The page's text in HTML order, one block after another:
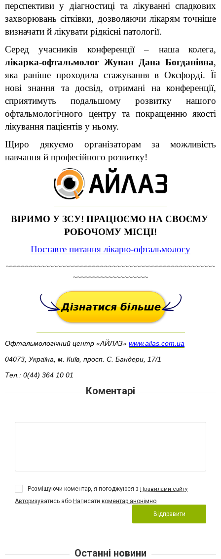
перспективи у діагностиці та лікуванні спадкових
захворювань сітківки, дозволяючи лікарям точніше
визначати й лікувати рідкісні патології.
лікарка-офтальмолог Жупан Дана Богданівна,
яка раніше проходила стажування в Оксфорді. Її
нові знання та досвід, отримані на конференції,
сприятимуть подальшому розвитку нашого
офтальмологічного центру та покращенню якості
лікування пацієнтів у ньому.
Щиро дякуємо організаторам за можливість
навчання й професійного розвитку!
ВІРИМО У ЗСУ! ПРАЦЮЄМО НА СВОЄМУ
РОБОЧОМУ МІСЦІ!
Поставте питання лікарю-офтальмологу
~~~~~~~~~~~~~~~~~~~~~~~~~~~~~~~~~~~~~~~~~~~~~~~~~~~~~
~~~~~~~~~~~~~~~~~~~
Офтальмологічний центр «АЙЛАЗ» www.ailas.com.ua
04073, Україна, м. Київ, просп. С. Бандери, 17/1
Тел.: 0(44) 364 10 01
Коментарі
Розміщуючи коментар, я погоджуюся з Правилами сайту
Авторизуватись або Написати коментар анонімно
Відправити
Останні новини